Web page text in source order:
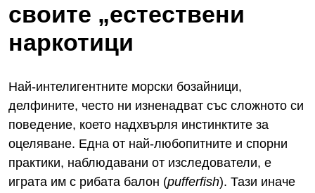
своите „естествени
наркотици
Най-интелигентните морски бозайници,
делфините, често ни изненадват със сложното си
поведение, което надхвърля инстинктите за
оцеляване. Една от най-любопитните и спорни
практики, наблюдавани от изследователи, е
играта им с рибата балон (pufferfish). Тази иначе